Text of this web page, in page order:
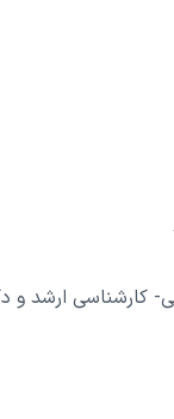
کارشناسی ارشد و